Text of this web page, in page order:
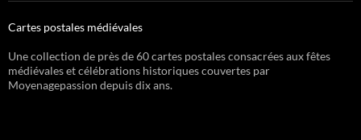
Cartes postales médiévales
Une collection de près de 60 cartes postales consacrées aux fêtes
médiévales et célébrations historiques couvertes par
Moyenagepassion depuis dix ans.